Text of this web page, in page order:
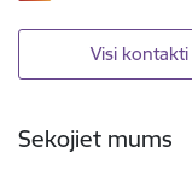
Visi kontakti
Sekojiet mums